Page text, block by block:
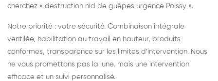
cherchez « destruction nid de guêpes urgence Poissy ».
Notre priorité : votre sécurité. Combinaison intégrale
ventilée, habilitation au travail en hauteur, produits
conformes, transparence sur les limites d'intervention. Nous
ne vous promettons pas la lune, mais une intervention
efficace et un suivi personnalisé.